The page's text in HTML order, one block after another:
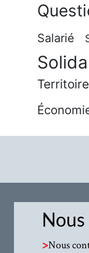
Salarié
>Nous